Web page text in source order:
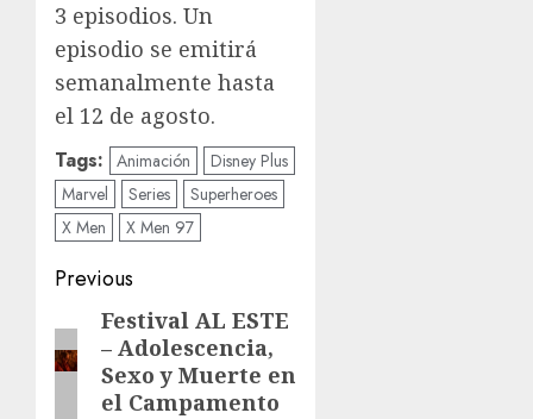
3 episodios. Un
episodio se emitirá
semanalmente hasta
el 12 de agosto.
Tags: Animación
Disney Plus
Marvel
Series
Superheroes
X Men
X Men 97
Previous
Festival AL ESTE
– Adolescencia,
Sexo y Muerte en
el Campamento